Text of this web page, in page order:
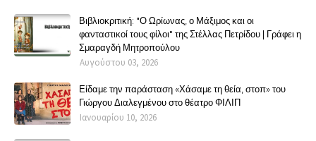
Βιβλιοκριτική: "Ο Ωρίωνας, ο Μάξιμος και οι
φανταστικοί τους φίλοι" της Στέλλας Πετρίδου | Γράφει η
Σμαραγδή Μητροπούλου
Αυγούστου 03, 2026
Είδαμε την παράσταση «Χάσαμε τη θεία, στοπ» του
Γιώργου Διαλεγμένου στο θέατρο ΦΙΛΙΠ
Ιανουαρίου 10, 2026